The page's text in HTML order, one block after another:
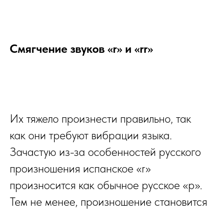
Смягчение звуков «r» и «rr»
Их тяжело произнести правильно, так
как они требуют вибрации языка.
Зачастую из-за особенностей русского
произношения испанское «r»
произносится как обычное русское «р».
Тем не менее, произношение становится